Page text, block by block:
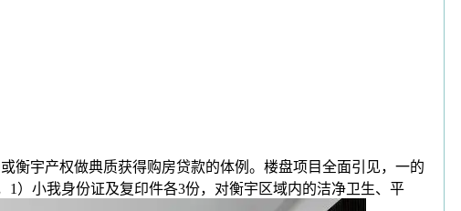
衡宇产权做典质获得购房贷款的体例。楼盘项目全面引见，一的
）小我身份证及复印件各3份，对衡宇区域内的洁净卫生、平